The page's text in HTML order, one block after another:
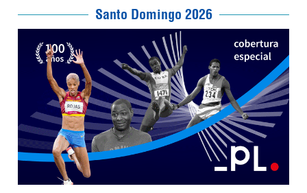
Santo Domingo 2026